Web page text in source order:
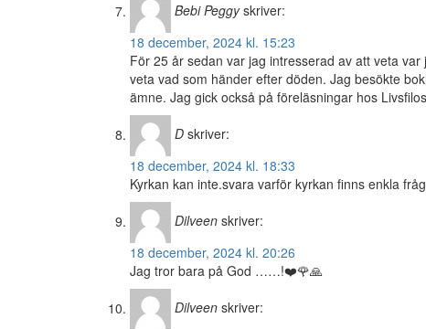
Bebi Peggy skriver:
18 december, 2024 kl. 15:23
För 25 år sedan var jag intresserad av att veta
veta vad som händer efter döden. Jag besökte
ämne. Jag gick också på föreläsningar hos
D skriver:
18 december, 2024 kl. 18:33
Kyrkan kan inte.svara varför kyrkan finns enkla
Dilveen skriver:
18 december, 2024 kl. 20:26
Jag tror bara på God ……!❤️🌹🙏
Dilveen skriver: